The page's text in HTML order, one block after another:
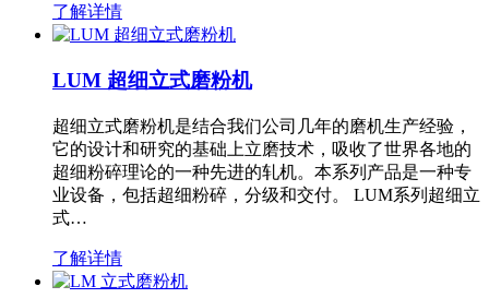
了解详情
LUM 超细立式磨粉机
超细立式磨粉机是结合我们公司几年的磨机生产经验，
它的设计和研究的基础上立磨技术，吸收了世界各地的
超细粉碎理论的一种先进的轧机。本系列产品是一种专
业设备，包括超细粉碎，分级和交付。 LUM系列超细立
式…
了解详情